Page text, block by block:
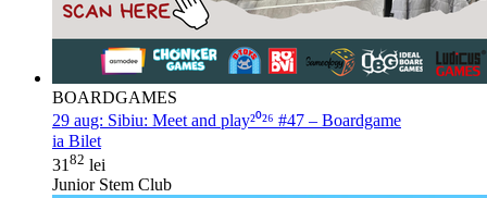
BOARDGAMES
29 aug: Sibiu: Meet and play²⁰²⁶ #47 – Boardgame
ia Bilet
31 82 lei
Junior Stem Club